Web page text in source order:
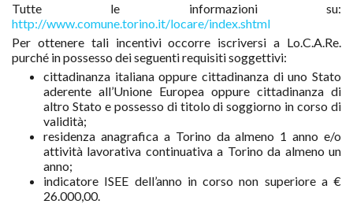
Tutte le informazioni su:
http://www.comune.torino.it/locare/index.shtml
Per ottenere tali incentivi occorre iscriversi a Lo.C.A.Re.
purché in possesso dei seguenti requisiti soggettivi:
cittadinanza italiana oppure cittadinanza di uno Stato
aderente all’Unione Europea oppure cittadinanza di
altro Stato e possesso di titolo di soggiorno in corso di
validità;
residenza anagrafica a Torino da almeno 1 anno e/o
attività lavorativa continuativa a Torino da almeno un
anno;
indicatore ISEE dell’anno in corso non superiore a €
26.000,00.